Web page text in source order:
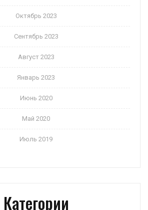
Октябрь 2023
Сентябрь 2023
Август 2023
Январь 2023
Июнь 2020
Май 2020
Июль 2019
Категории